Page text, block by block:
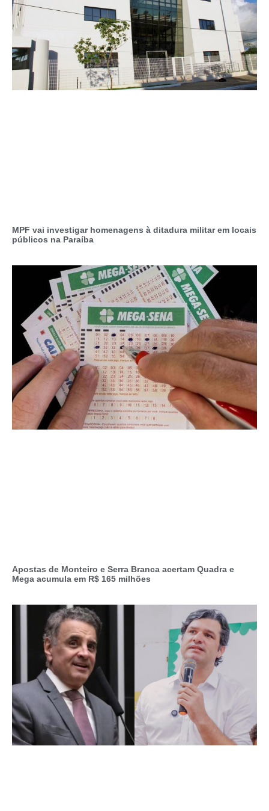
MPF vai investigar homenagens à ditadura militar em locais
públicos na Paraíba
Apostas de Monteiro e Serra Branca acertam Quadra e
Mega acumula em R$ 165 milhões